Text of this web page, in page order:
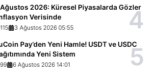
2026: Küresel Piyasalarda Gözler
Verisinde
115 3 Ağustos 2026 05:55 4
Pay’den Yeni Hamle! USDT ve USDC
Yeni Sistem
99 6 Ağustos 2026 14:01 5